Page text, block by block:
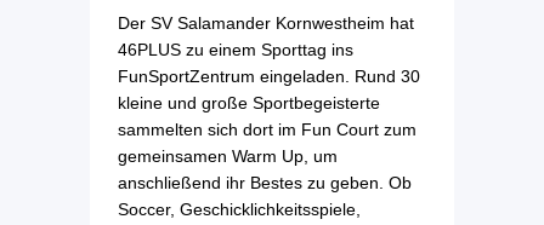
Der SV Salamander Kornwestheim hat
46PLUS zu einem Sporttag ins
FunSportZentrum eingeladen. Rund 30
kleine und große Sportbegeisterte
sammelten sich dort im Fun Court zum
gemeinsamen Warm Up, um
anschließend ihr Bestes zu geben. Ob
Soccer, Geschicklichkeitsspiele,